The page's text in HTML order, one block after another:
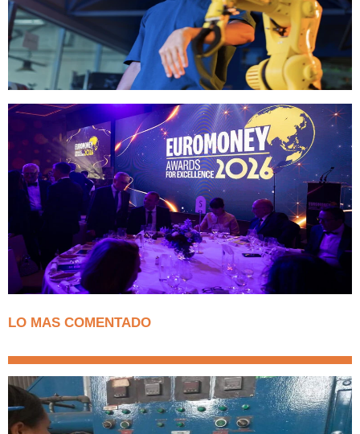
LO MAS COMENTADO